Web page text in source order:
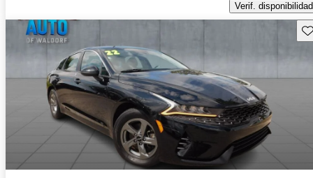
Verif. disponibilidad